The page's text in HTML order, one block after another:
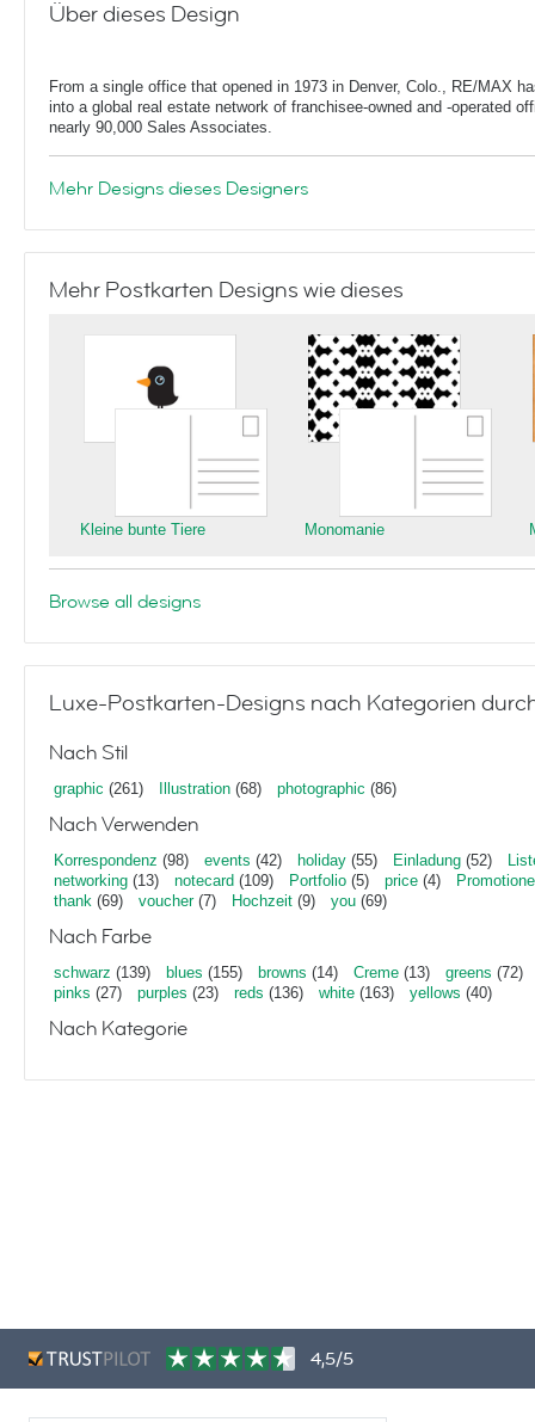
Über dieses Design
From a single office that opened in 1973 in Denver, Colo., RE/MAX
into a global real estate network of franchisee-owned and -operated
nearly 90,000 Sales Associates.
Mehr Designs dieses Designers
Mehr Postkarten Designs wie dieses
Kleine bunte Tiere Monomanie
Browse all designs
Luxe-Postkarten-Designs nach Kategorien
Nach Stil
graphic (261) Illustration (68) photographic (86)
Nach Verwenden
Korrespondenz (98) events (42) holiday (55) Einladung (52)
networking (13) notecard (109) Portfolio (5) price (4)
thank (69) voucher(7) Hochzeit (9) you (69)
Nach Farbe
schwarz (139) blues (155) browns (14) Creme (13) greens (72)
pinks (27) purples (23) reds (136) white (163) yellows (40)
Nach Kategorie
4,5/5